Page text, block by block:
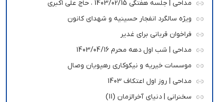
مداحی | جلسه هفتگی 1403/02/15 ، حاج علی اکبری
ویژه سالگرد انفجار حسینیه و شهدای کانون
فراخوان قربانی برای غدیر
مداحی | شب اول دهه محرم 1403/04/16
موسسات خیریه و نیکوکاری رهپویان وصال
مداحی | روز اول اعتکاف 1403
سخنرانی | دنیای آخرالزمان (11)